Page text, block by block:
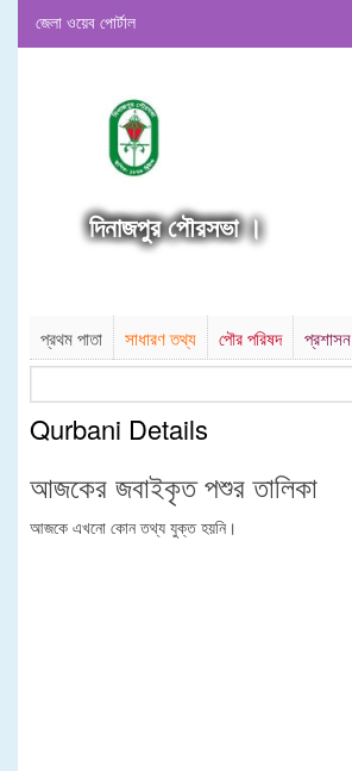
জেলা ওয়েব পোর্টাল
দিনাজপুর পৌরসভা ।
প্রথম পাতা সাধারণ তথ্য পৌর পরিষদ প্রশাসন
Qurbani Details
আজকের জবাইকৃত পশুর তালিকা
আজকে এখনো কোন তথ্য যুক্ত হয়নি।